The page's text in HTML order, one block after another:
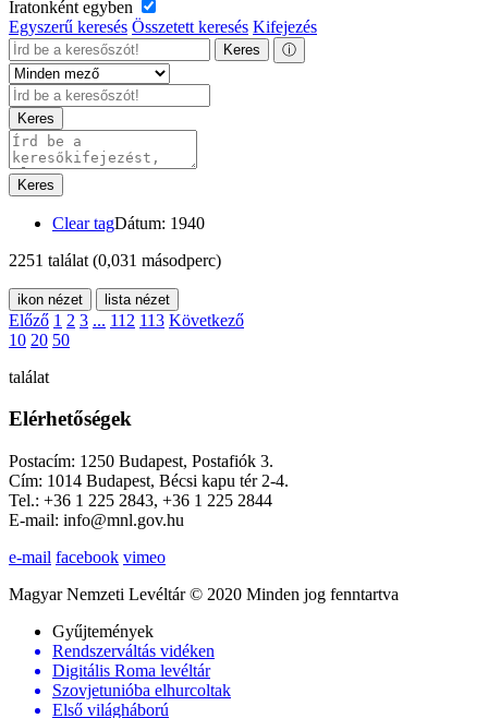
Iratonként egyben
Egyszerű keresés Összetett keresés Kifejezés
Keres ⓘ
Keres
Keres
Clear tagDátum: 1940
2251 találat (0,031 másodperc)
ikon nézet lista nézet
Előző 1 2 3 ... 112 113 Következő
10 20 50
találat
Elérhetőségek
Postacím: 1250 Budapest, Postafiók 3.
Cím: 1014 Budapest, Bécsi kapu tér 2-4.
Tel.: +36 1 225 2843, +36 1 225 2844
E-mail: info@mnl.gov.hu
e-mail facebook vimeo
Magyar Nemzeti Levéltár © 2020 Minden jog fenntartva
Gyűjtemények
Rendszerváltás vidéken
Digitális Roma levéltár
Szovjetunióba elhurcoltak
Első világháború